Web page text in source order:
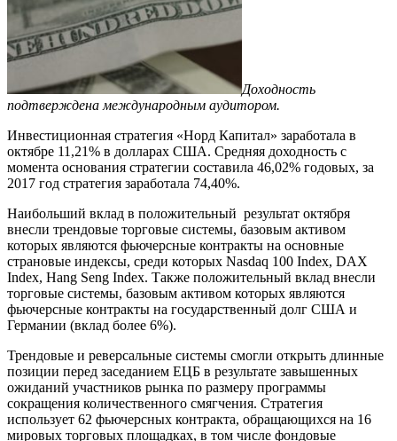
Доходность
подтверждена международным аудитором.
Инвестиционная стратегия «Норд Капитал» заработала в
октябре 11,21% в долларах США. Средняя доходность с
момента основания стратегии составила 46,02% годовых, за
2017 год стратегия заработала 74,40%.
Наибольший вклад в положительный результат октября
внесли трендовые торговые системы, базовым активом
которых являются фьючерсные контракты на основные
страновые индексы, среди которых Nasdaq 100 Index, DAX
Index, Hang Seng Index. Также положительный вклад внесли
торговые системы, базовым активом которых являются
фьючерсные контракты на государственный долг США и
Германии (вклад более 6%).
Трендовые и реверсальные системы смогли открыть длинные
позиции перед заседанием ЕЦБ в результате завышенных
ожиданий участников рынка по размеру программы
сокращения количественного смягчения. Стратегия
использует 62 фьючерсных контракта, обращающихся на 16
мировых торговых площадках, в том числе фондовые